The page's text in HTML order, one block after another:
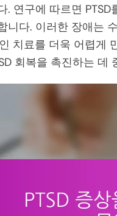
. 연구에 따르면
니다. 이러한 장애는
치료를 더욱 어렵게
회복을 촉진하는 데